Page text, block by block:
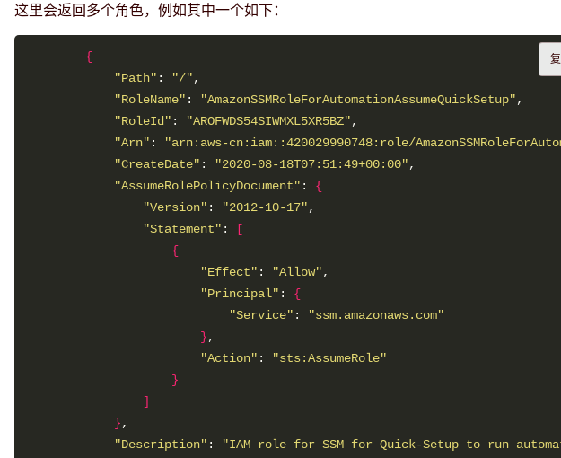
这里会返回多个角色，例如其中一个如下：
{
"Path" : "/"
"RoleName" : "AmazonSSMRoleForAutomationAssumeQuickSetup"
"RoleId" : "AROFWDS54SIWMXL5XR5BZ"
"Arn" : "arn:aws-cn:iam::420029990748:role/
"CreateDate" : "2020-08-18T07:51:49+00:00"
"AssumeRolePolicyDocument" : {
"Version" : "2012-10-17"
"Statement" :
[
{
"Effect" : "Allow"
"Principal" : {
"Service" :
"ssm.amazonaws.com"
}
"Action" :
"sts:AssumeRole"
}
]
}
"Description" : "IAM role for SSM for Quick-Setup to run